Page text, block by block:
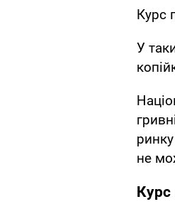
Курс
У
не
Курс